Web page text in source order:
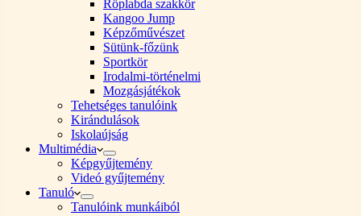
Röplabda szakkör
Kangoo Jump
Képzőművészet
Sütünk-főzünk
Sportkör
Irodalmi-történelmi
Mozgásjátékok
Tehetséges tanulóink
Kirándulások
Iskolaújság
Multimédia
Képgyűjtemény
Videó gyűjtemény
Tanuló
Tanulóink munkáiból